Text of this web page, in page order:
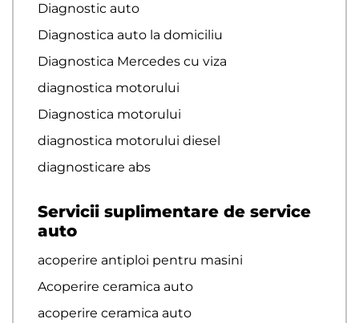
Diagnostic auto
Diagnostica auto la domiciliu
Diagnostica Mercedes cu viza
diagnostica motorului
Diagnostica motorului
diagnostica motorului diesel
diagnosticare abs
Servicii suplimentare de service
auto
acoperire antiploi pentru masini
Acoperire ceramica auto
acoperire ceramica auto